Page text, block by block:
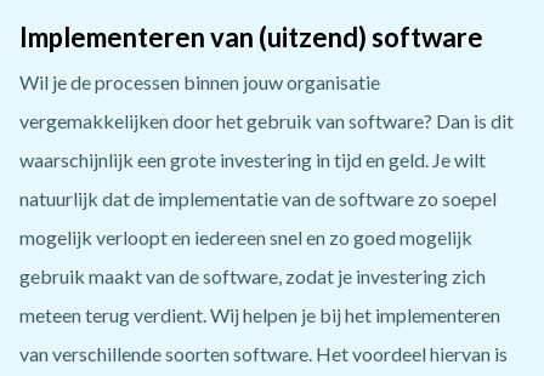
Implementeren van (uitzend) software
Wil je de processen binnen jouw organisatie
vergemakkelijken door het gebruik van software? Dan is dit
waarschijnlijk een grote investering in tijd en geld. Je wilt
natuurlijk dat de implementatie van de software zo soepel
mogelijk verloopt en iedereen snel en zo goed mogelijk
gebruik maakt van de software, zodat je investering zich
meteen terug verdient. Wij helpen je bij het implementeren
van verschillende soorten software. Het voordeel hiervan is